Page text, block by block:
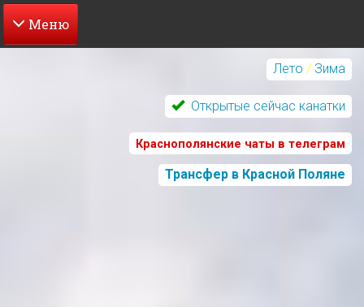
Перейти
Лето / Зима
Открытые сейчас канатки
Краснополянские чаты в телеграм
Трансфер в Красной Поляне